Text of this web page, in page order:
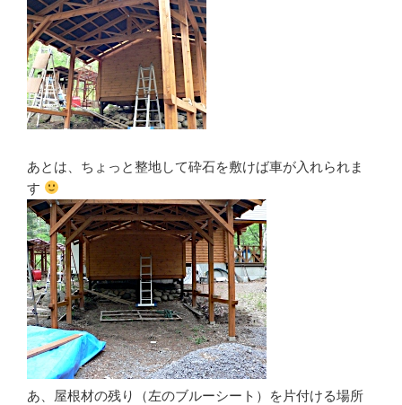
あとは、ちょっと整地して砕石を敷けば車が入れられま
す
あ、屋根材の残り（左のブルーシート）を片付ける場所